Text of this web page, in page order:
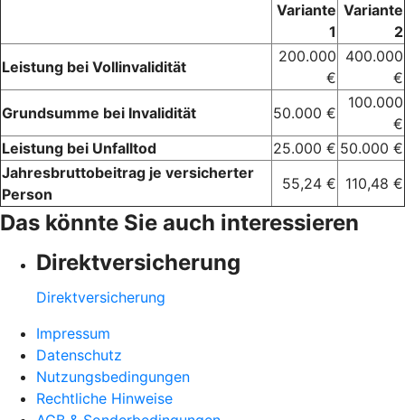
Variante
1
Variante
2
Leistung bei Vollinvalidität
200.000
€
400.000
€
Grundsumme bei Invalidität
50.000 €
100.000
€
Leistung bei Unfalltod
25.000 € 50.000 €
Jahresbruttobeitrag je versicherter
Person
55,24 € 110,48 €
Das könnte Sie auch interessieren
Direktversicherung
Direktversicherung
Impressum
Datenschutz
Nutzungsbedingungen
Rechtliche Hinweise